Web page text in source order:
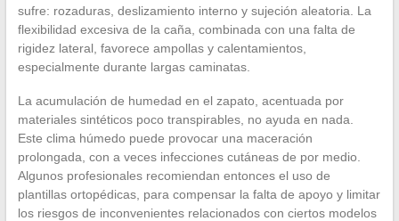
sufre: rozaduras, deslizamiento interno y sujeción aleatoria. La
flexibilidad excesiva de la caña, combinada con una falta de
rigidez lateral, favorece ampollas y calentamientos,
especialmente durante largas caminatas.
La acumulación de humedad en el zapato, acentuada por
materiales sintéticos poco transpirables, no ayuda en nada.
Este clima húmedo puede provocar una maceración
prolongada, con a veces infecciones cutáneas de por medio.
Algunos profesionales recomiendan entonces el uso de
plantillas ortopédicas, para compensar la falta de apoyo y limitar
los riesgos de inconvenientes relacionados con ciertos modelos